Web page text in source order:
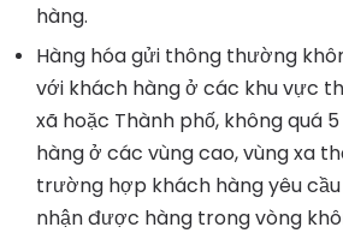
hàng.
Hàng hóa gửi thông thường
với khách hàng ở các khu vực
xã hoặc Thành phố, không quá
hàng ở các vùng cao, vùng xa
trường hợp khách hàng yêu cầu
nhận được hàng trong vòng